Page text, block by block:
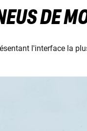
DE
l'interface la